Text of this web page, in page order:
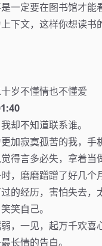
一定要在图书馆才
下文，这样你想读
岁不懂情也不懂爱
却不知道联系谁。
加寂寞孤苦的我，手
得言多必失，拿着
，磨磨蹭蹭了好几个
的经历，害怕失去，
笑自己。
，一见，起万千欢喜
长情的告白。